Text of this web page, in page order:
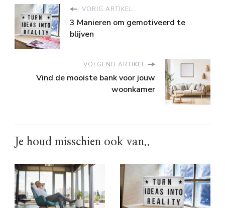
VORIG ARTIKEL
3 Manieren om gemotiveerd te
blijven
VOLGEND ARTIKEL
Vind de mooiste bank voor jouw
woonkamer
Je houd misschien ook van..